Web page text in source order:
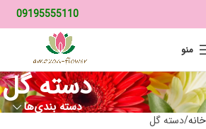
09195555110
منو
دسته گل
دسته بندی‌ها
خانه دسته گل